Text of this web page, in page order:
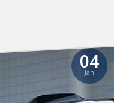
04
Jan